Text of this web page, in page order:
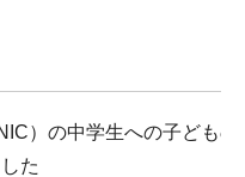
）の中学生への子どもの
た